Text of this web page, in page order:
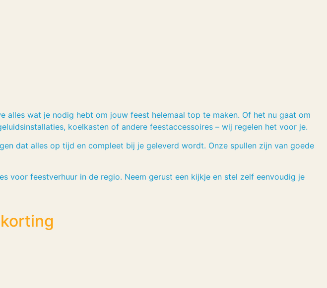
alles wat je nodig hebt om jouw feest helemaal top te maken. Of het nu gaat om
koelkasten of andere feestaccessoires – wij regelen het voor je.
dat alles op tijd en compleet bij je geleverd wordt. Onze spullen zijn van goede
voor feestverhuur in de regio. Neem gerust een kijkje en stel zelf eenvoudig je